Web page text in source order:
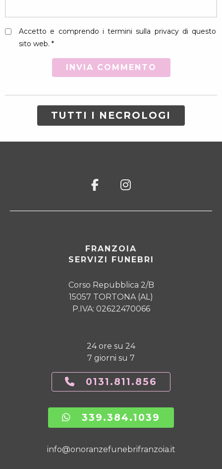
Accetto e comprendo i termini sulla privacy di questo
sito web. *
TUTTI I NECROLOGI
FRANZOIA
SERVIZI FUNEBRI
Corso Repubblica 2/B
15057 TORTONA (AL)
P.IVA: 02622470066
24 ore su 24
7 giorni su 7
0131.811.856
339.384.1039
info@onoranzefunebrifranzoia.it